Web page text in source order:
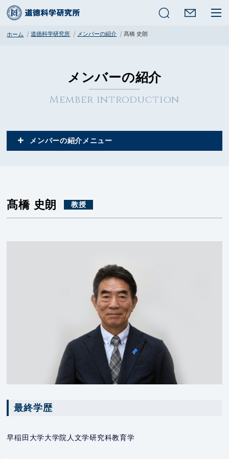
ホーム 道徳科学研究所 メンバーの紹介 髙橋 史朗
メンバーの紹介
Member introduction
メンバーの紹介
髙橋 史朗 教授
最終学歴
早稲田大学大学院人文学研究科教育学